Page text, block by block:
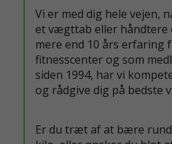
Vi er med dig hele vejen,
et vægttab eller håndtere
mere end 10 års erfaring
fitnesscenter og som
siden 1994, har vi
og rådgive dig på bedste
Er du træt af at bære